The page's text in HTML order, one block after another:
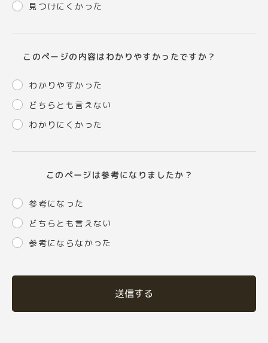
見つけにくかった
このページの内容はわかりやすかったですか？
わかりやすかった
どちらとも言えない
わかりにくかった
このページは参考になりましたか？
参考になった
どちらとも言えない
参考にならなかった
送信する